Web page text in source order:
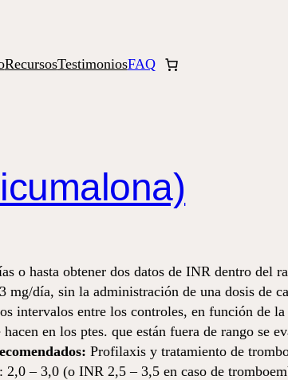
RecursosTestimoniosFAQ
o hasta obtener dos datos de INR dentro del
mg/día, sin la administración de una dosis de
intervalos entre los controles, en función de
en los ptes. que están fuera de rango se
Profilaxis y tratamiento de
– 3,0 (o INR 2,5 – 3,5 en caso de